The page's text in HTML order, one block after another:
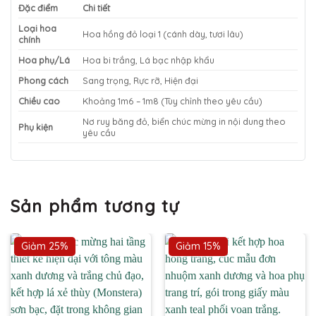
Đặc điểm
Chi tiết
Loại hoa
chính
Hoa hồng đỏ loại 1 (cánh dày, tươi lâu)
Hoa phụ/Lá
Hoa bi trắng, Lá bạc nhập khẩu
Phong cách
Sang trọng, Rực rỡ, Hiện đại
Chiều cao
Khoảng 1m6 – 1m8 (Tùy chỉnh theo yêu cầu)
Phụ kiện
Nơ ruy băng đỏ, biển chúc mừng in nội dung theo
yêu cầu
Sản phẩm tương tự
Giảm 25% Giảm 15%